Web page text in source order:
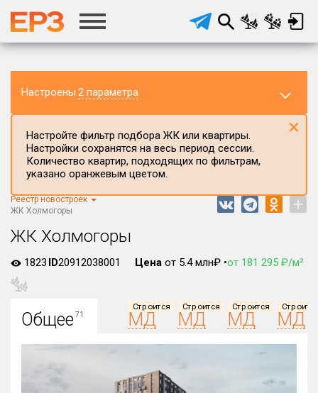
Настроены 2 параметра
Регион ЖК
Все
Населённый пункт
Все
Настройте фильтр подбора ЖК или квартиры.
Настройки сохранятся на весь период сессии.
Количество квартир, подходящих по фильтрам,
указано оранжевым цветом.
×
Реестр новостроек
ЖК Холмогоры
+
ЖК Холмогоры
1823 ID20912038001 Цена от 5.4 млн₽ •от 181 295 ₽/м²
Общее71
Строится
МД
Строится
МД
Строится
МД МД